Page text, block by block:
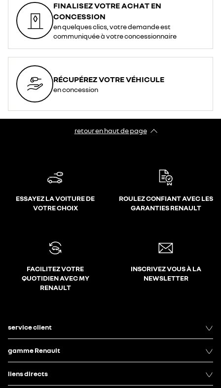
FINALISEZ VOTRE ACHAT EN
CONCESSION
en quelques clics, votre demande est
communiquée à votre concessionnaire
RÉCUPÉREZ VOTRE VÉHICULE
en concession
retour en haut de page​
ESSAYEZ LA VOITURE DE
VOTRE CHOIX
ROULEZ CONFIANT AVEC LES
GARANTIES RENAULT
FACILITEZ VOTRE
QUOTIDIEN AVEC MY
RENAULT
INSCRIVEZ VOUS À LA
NEWSLETTER
service client
gamme Renault
liens directs